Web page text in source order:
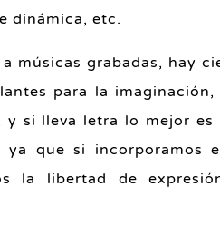
dinámica, etc.
músicas grabadas, hay
para la imaginación,
y si lleva letra lo mejor es
ya que si incorporamos
la libertad de